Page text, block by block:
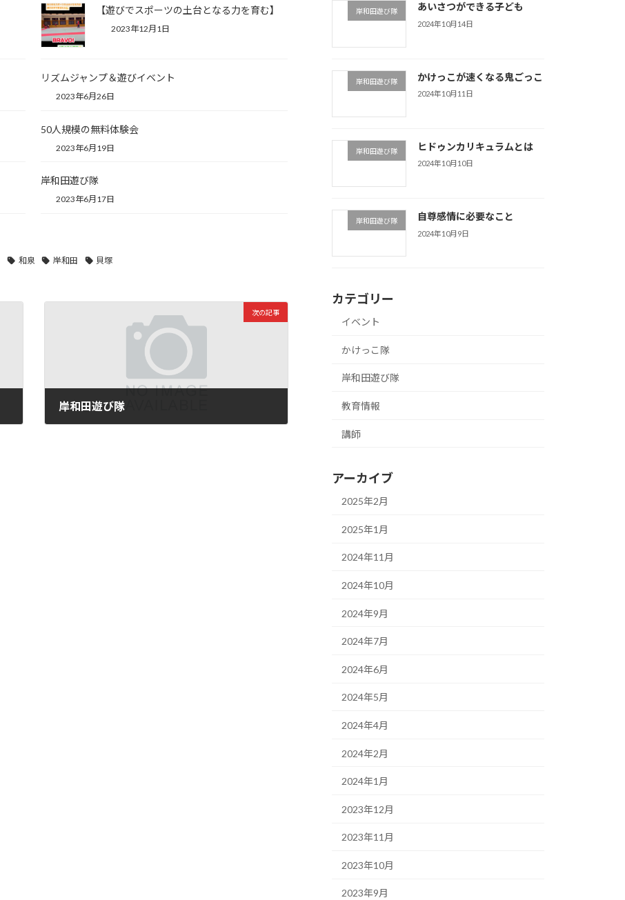
【遊びでスポーツの土台となる力を育む】
2023年12月1日
リズムジャンプ＆遊びイベント
2023年6月26日
50人規模の無料体験会
2023年6月19日
岸和田遊び隊
2023年6月17日
和泉 岸和田 貝塚
次の記事
岸和田遊び隊
岸和田遊び隊 あいさつができる子ども
2024年10月14日
岸和田遊び隊 かけっこが速くなる鬼ごっこ
2024年10月11日
岸和田遊び隊 ヒドゥンカリキュラムとは
2024年10月10日
岸和田遊び隊 自尊感情に必要なこと
2024年10月9日
カテゴリー
イベント
かけっこ隊
岸和田遊び隊
教育情報
講師
アーカイブ
2025年2月
2025年1月
2024年11月
2024年10月
2024年9月
2024年7月
2024年6月
2024年5月
2024年4月
2024年2月
2024年1月
2023年12月
2023年11月
2023年10月
2023年9月